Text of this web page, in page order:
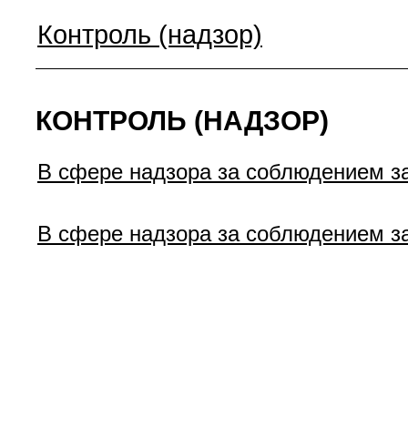
Контроль (надзор)
КОНТРОЛЬ (НАДЗОР)
В сфере надзора за соблюдением
В сфере надзора за соблюдением